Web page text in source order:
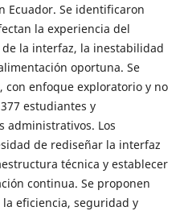
Ecuador. Se identificaron
la experiencia del
la interfaz, la inestabilidad
oportuna. Se
enfoque exploratorio y no
estudiantes y
administrativos. Los
de rediseñar la interfaz
técnica y establecer
continua. Se proponen
eficiencia, seguridad y